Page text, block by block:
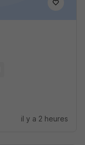
il y a 2 heures